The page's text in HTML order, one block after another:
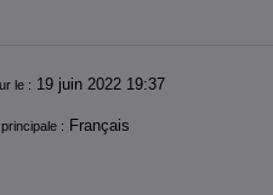
le : 19 juin 2022 19:37
: Français